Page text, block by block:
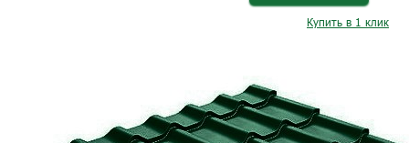
Купить в 1 клик